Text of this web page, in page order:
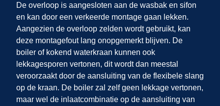
De overloop is aangesloten aan de wasbak en sifon
en kan door een verkeerde montage gaan lekken.
Aangezien de overloop zelden wordt gebruikt, kan
deze montagefout lang onopgemerkt blijven. De
boiler of kokend waterkraan kunnen ook
lekkagesporen vertonen, dit wordt dan meestal
veroorzaakt door de aansluiting van de flexibele slang
op de kraan. De boiler zal zelf geen lekkage vertonen,
maar wel de inlaatcombinatie op de aansluiting van